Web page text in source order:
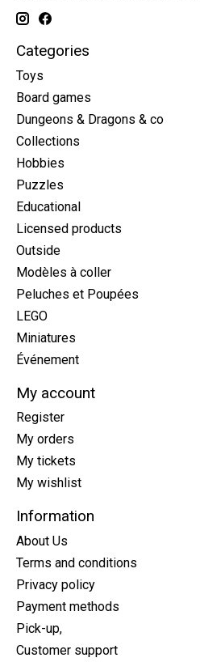
Categories
Toys
Board games
Dungeons & Dragons & co
Collections
Hobbies
Puzzles
Educational
Licensed products
Outside
Modèles à coller
Peluches et Poupées
LEGO
Miniatures
Événement
My account
Register
My orders
My tickets
My wishlist
Information
About Us
Terms and conditions
Privacy policy
Payment methods
Pick-up,
Customer support